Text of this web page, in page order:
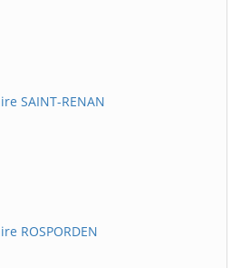
SAINT-RENAN
ROSPORDEN